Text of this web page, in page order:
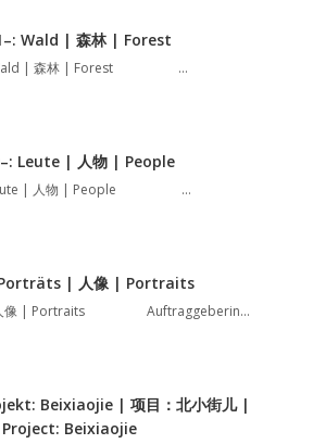
Wald | 森林 | Forest
| 森林 | Forest …
Leute | 人物 | People
| 人物 | People …
| 人像 | Portraits
人像 | Portraits Auftraggeberin…
Beixiaojie | 项目：北小街儿 |
Project: Beixiaojie